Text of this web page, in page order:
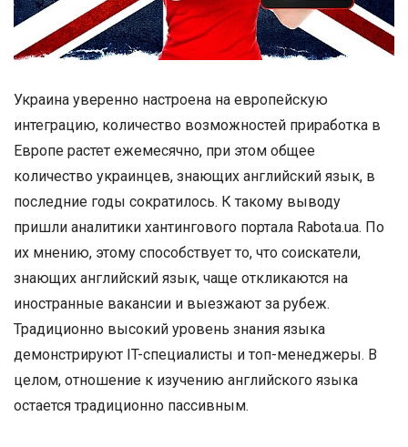
Украина уверенно настроена на европейскую
интеграцию, количество возможностей приработка в
Европе растет ежемесячно, при этом общее
количество украинцев, знающих английский язык, в
последние годы сократилось. К такому выводу
пришли аналитики хантингового портала Rabota.ua. По
их мнению, этому способствует то, что соискатели,
знающих английский язык, чаще откликаются на
иностранные вакансии и выезжают за рубеж.
Традиционно высокий уровень знания языка
демонстрируют IT-специалисты и топ-менеджеры. В
целом, отношение к изучению английского языка
остается традиционно пассивным.